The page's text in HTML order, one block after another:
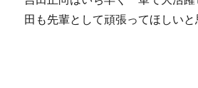
田も先輩として頑張ってほしいと